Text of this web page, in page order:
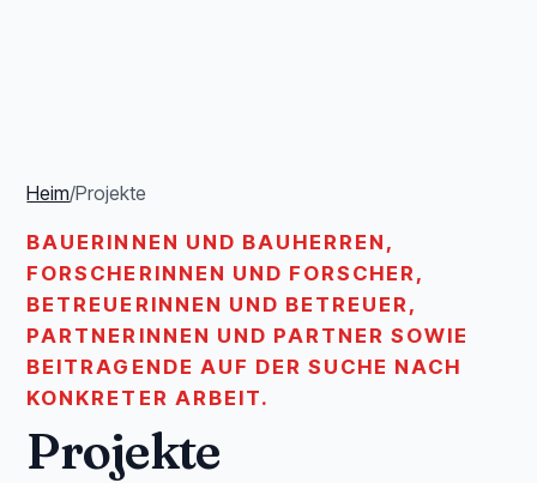
Heim/Projekte
BAUERINNEN UND BAUHERREN,
FORSCHERINNEN UND FORSCHER,
BETREUERINNEN UND BETREUER,
PARTNERINNEN UND PARTNER SOWIE
BEITRAGENDE AUF DER SUCHE NACH
KONKRETER ARBEIT.
Projekte